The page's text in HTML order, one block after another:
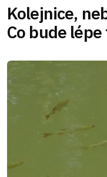
Kolejnice,
Co bude